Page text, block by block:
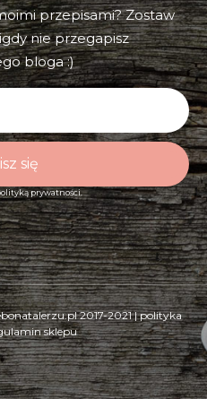
przepisami? Zostaw
nie przegapisz
bloga :)
się
prywatności.
2017-2021 |polityka
sklepu